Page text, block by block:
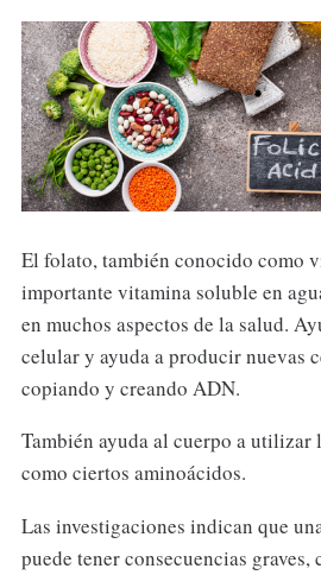
El folato, también conocido como
importante vitamina soluble en
en muchos aspectos de la salud.
celular y ayuda a producir nuevas
copiando y creando ADN.
También ayuda al cuerpo a utilizar
como ciertos aminoácidos.
Las investigaciones indican que
puede tener consecuencias